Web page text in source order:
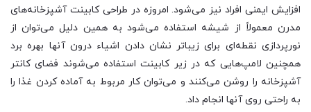
افزایش ایمنی افراد نیز می‌شود. امروزه در طراحی کابینت آشپزخانه‌های
مدرن معمولاً از شیشه استفاده می‌شود به همین دلیل می‌توان از
نورپردازی نقطه‌ای برای زیباتر نشان دادن اشیاء درون آنها بهره برد
همچنین لامپ‌هایی که در زیر کابینت استفاده می‌شوند فضای کانتر
آشپزخانه را روشن می‌کنند و می‌توان کار مربوط به آماده کردن غذا را
به راحتی روی آنها انجام داد.